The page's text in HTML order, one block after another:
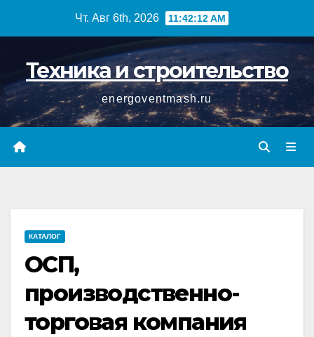
Чт. Авг 6th, 2026 11:42:13 AM
Техника и строительство
energoventmash.ru
КАТАЛОГ
ОСП,
производственно-
торговая компания